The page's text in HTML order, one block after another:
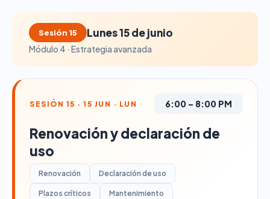
Sesión 15 Lunes 15 de junio
Módulo 4 · Estrategia avanzada
SESIÓN 15 · 15 JUN · LUN 6:00 – 8:00 PM
Renovación y declaración de
uso
Renovación Declaración de uso
Plazos críticos Mantenimiento